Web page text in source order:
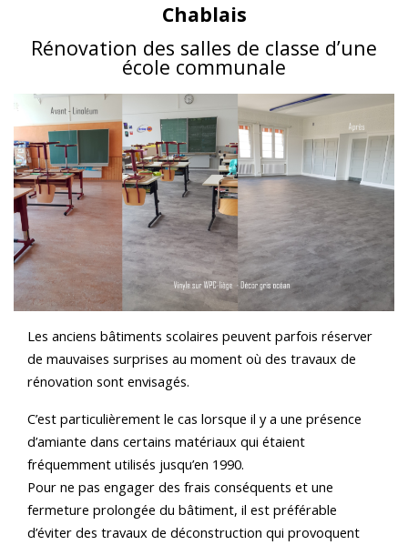
Chablais
Rénovation des salles de classe d’une
école communale
Les anciens bâtiments scolaires peuvent parfois réserver
de mauvaises surprises au moment où des travaux de
rénovation sont envisagés.
C’est particulièrement le cas lorsque il y a une présence
d’amiante dans certains matériaux qui étaient
fréquemment utilisés jusqu’en 1990.
Pour ne pas engager des frais conséquents et une
fermeture prolongée du bâtiment, il est préférable
d’éviter des travaux de déconstruction qui provoquent